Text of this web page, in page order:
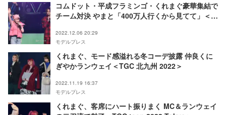
コムドット・平成フラミンゴ・くれまぐ豪華集結で
チーム対決 やまと「400万人行くから見てて」＜
2022.12.06 20:29
モデルプレス
くれまぐ、モード感溢れる冬コーデ披露 仲良くに
ぎやかランウェイ＜TGC 北九州 2022＞
2022.11.19 16:37
モデルプレス
くれまぐ、客席にハート振りまく MC＆ランウェイ